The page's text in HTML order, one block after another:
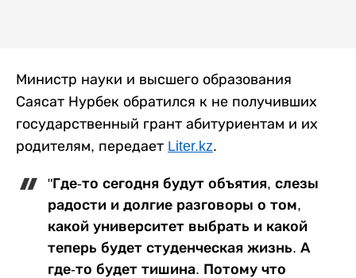
Министр науки и высшего образования
Саясат Нурбек обратился к не получивших
государственный грант абитуриентам и их
родителям, передает Liter.kz.
"Где-то сегодня будут объятия, слезы
радости и долгие разговоры о том,
какой университет выбрать и какой
теперь будет студенческая жизнь. А
где-то будет тишина. Потому что